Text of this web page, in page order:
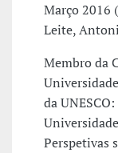
Março 2016
Leite,
Membro da
da
Perspetivas